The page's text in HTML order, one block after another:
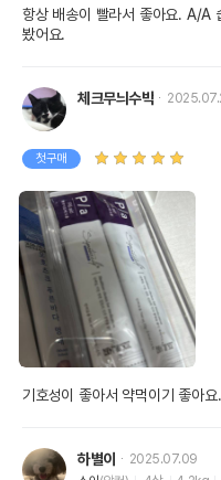
항상 배송이 빨라서 좋아요. A/A
봤어요.
체크무늬수박
첫구매
기호성이 좋아서 약먹이기 좋아요.
하별이
2025.07.09